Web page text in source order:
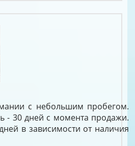
с небольшим пробегом.
- 30 дней с момента продажи.
в зависимости от наличия